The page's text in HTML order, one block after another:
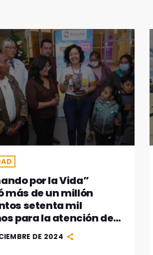
por la Vida”
más de un millón
setenta mil
para la atención de
con cáncer
DE 2024